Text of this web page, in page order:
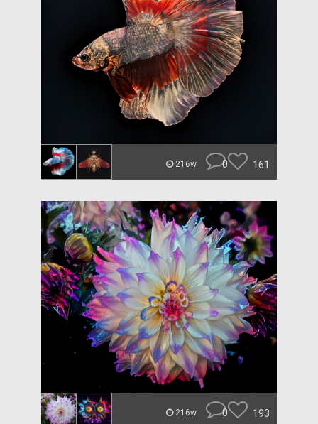
216w 0 161
216w 0 193